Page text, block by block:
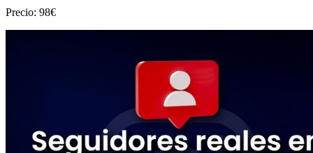
Precio: 98€